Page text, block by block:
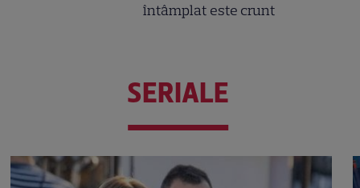
întâmplat este crunt
SERIALE